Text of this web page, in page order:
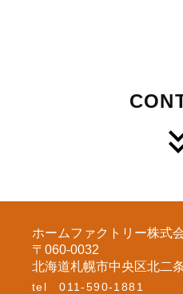
ホームファクトリー株式
〒060-0032
北海道札幌市中央区北二
tel
011-590-1881